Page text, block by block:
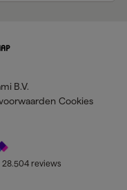
B.V.
Cookies
28.504 reviews